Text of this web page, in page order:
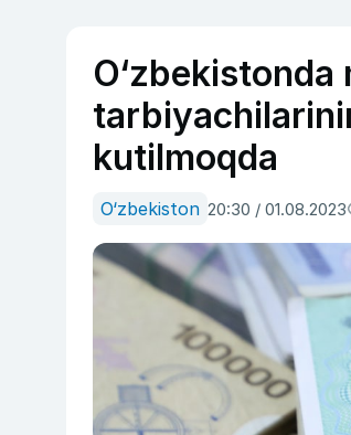
O‘zbekistonda
kutilmoqda
O‘zbekiston 20:30 / 01.08.2023